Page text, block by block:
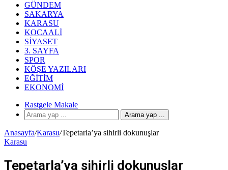
GÜNDEM
SAKARYA
KARASU
KOCAALI
SIYASET
3. SAYFA
SPOR
KÖŞE YAZILARI
EĞITIM
EKONOMI
Rastgele Makale
Arama yap ...
Anasayfa/Karasu/Tepetarla’ya sihirli dokunuşlar
Karasu
Tepetarla’ya sihirli dokunuşlar